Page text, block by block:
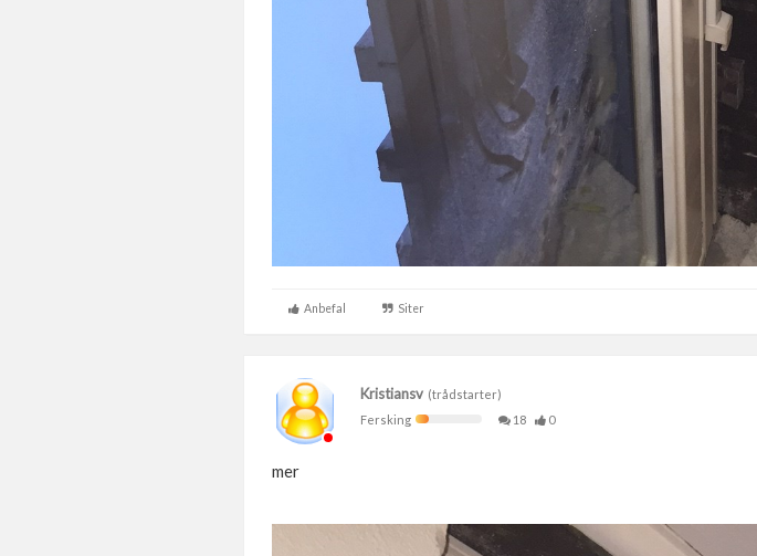
Anbefal Siter
Kristiansv (trådstarter)
Fersking
18 0
mer